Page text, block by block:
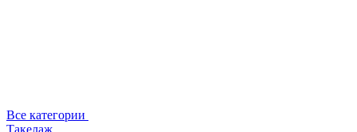
Все категории
Такелаж